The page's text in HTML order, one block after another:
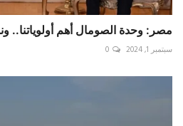
مصر: وحدة الصومال أهم أولوياتنا..
سبتمبر 1, 2024 0